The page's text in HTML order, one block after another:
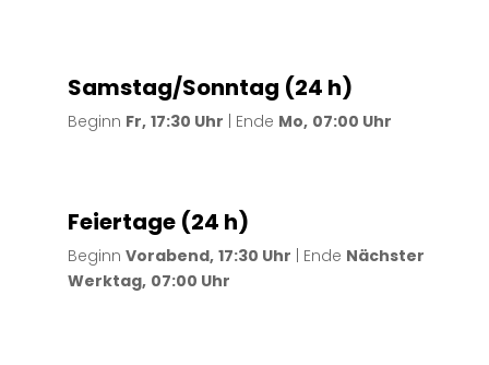
Samstag/Sonntag (24 h)
Beginn Fr, 17:30 Uhr | Ende Mo, 07:00 Uhr
Feiertage (24 h)
BeginnVorabend, 17:30 Uhr | Ende Nächster
Werktag, 07:00 Uhr